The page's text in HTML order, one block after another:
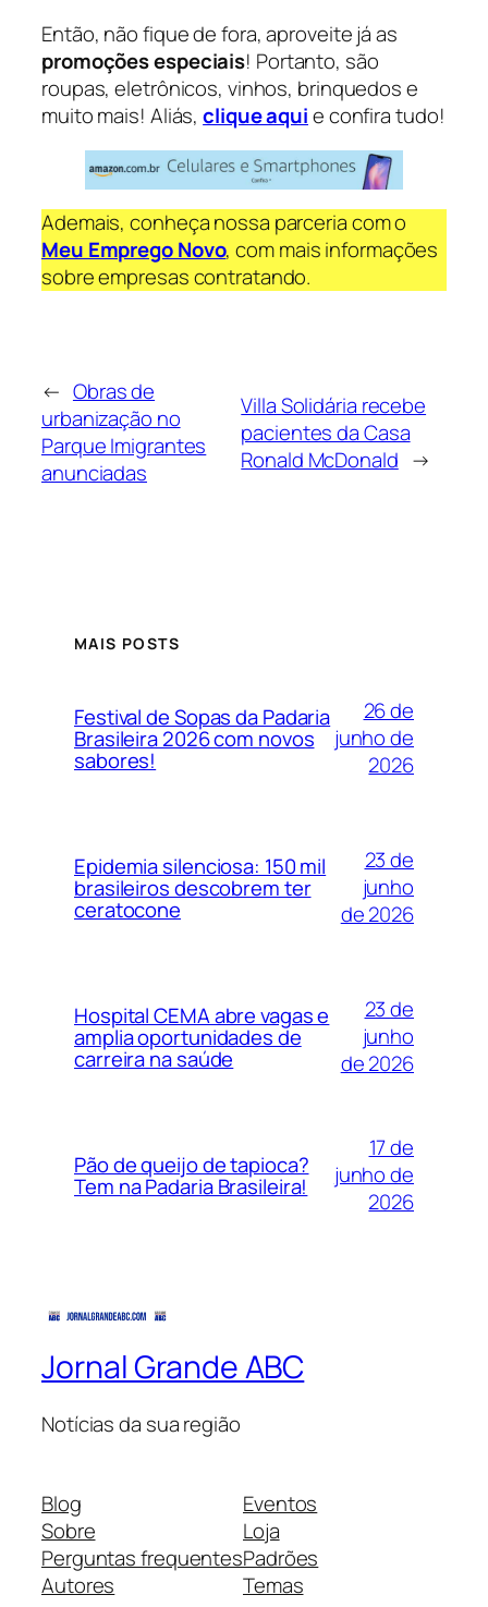
Então, não fique de fora, aproveite já as
promoções especiais! Portanto, são
roupas, eletrônicos, vinhos, brinquedos e
muito mais! Aliás,clique aquie confira tudo!
Ademais, conheça nossa parceria com o
Meu Emprego Novo, com mais informações
sobre empresas contratando.
← Obras de
urbanização no
Parque Imigrantes
anunciadas
Villa Solidária recebe
pacientes da Casa
Ronald McDonald →
MAIS POSTS
Festival de Sopas da Padaria
Brasileira 2026 com novos
sabores!
26 de
junho de
2026
Epidemia silenciosa: 150 mil
brasileiros descobrem ter
ceratocone
23 de
junho
de 2026
Hospital CEMA abre vagas e
amplia oportunidades de
carreira na saúde
23 de
junho
de 2026
Pão de queijo de tapioca?
Tem na Padaria Brasileira!
17 de
junho de
2026
Jornal Grande ABC
Notícias da sua região
Blog
Sobre
Perguntas frequentes
Autores
Eventos
Loja
Padrões
Temas